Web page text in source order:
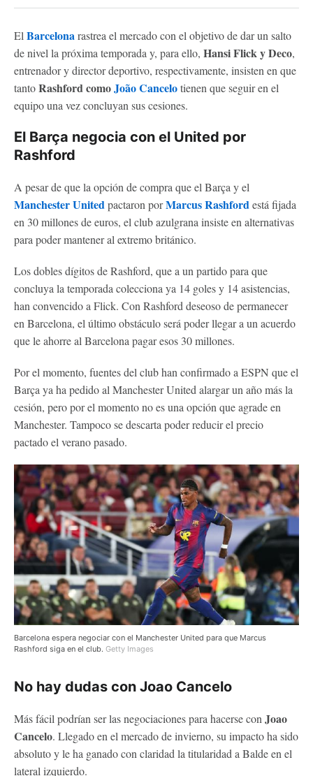
El Barcelonarastrea el mercado con el objetivo de dar un salto
de nivel la próxima temporada y, para ello, Hansi Flick y Deco,
entrenador y director deportivo, respectivamente, insisten en que
tantoRashford comoJoão Cancelotienen que seguir en el
equipo una vez concluyan sus cesiones.
El Barça negocia con el United por
Rashford
A pesar de que la opción de compra que el Barça y el
Manchester Unitedpactaron porMarcus Rashfordestá fijada
en 30 millones de euros, el club azulgrana insiste en alternativas
para poder mantener al extremo británico.
Los dobles dígitos de Rashford, que a un partido para que
concluya la temporada colecciona ya 14 goles y 14 asistencias,
han convencido a Flick. Con Rashford deseoso de permanecer
en Barcelona, el último obstáculo será poder llegar a un acuerdo
que le ahorre al Barcelona pagar esos 30 millones.
Por el momento, fuentes del club han confirmado a ESPN que el
Barça ya ha pedido al Manchester United alargar un año más la
cesión, pero por el momento no es una opción que agrade en
Manchester. Tampoco se descarta poder reducir el precio
pactado el verano pasado.
Barcelona espera negociar con el Manchester United para que Marcus
Rashford siga en el club. Getty Images
No hay dudas con Joao Cancelo
Más fácil podrían ser las negociaciones para hacerse con Joao
Cancelo. Llegado en el mercado de invierno, su impacto ha sido
absoluto y le ha ganado con claridad la titularidad a Balde en el
lateral izquierdo.